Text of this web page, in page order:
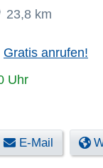
23,8 km
Gratis anrufen!
Uhr
E-Mail